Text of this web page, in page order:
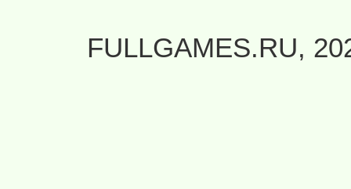
FULLGAMES.RU,